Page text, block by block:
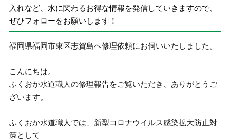
入れなど、水に関わるお得な情報を発信していきますので、
ぜひフォローをお願いします！
福岡県福岡市東区志賀島へ修理依頼にお伺いいたしました。
こんにちは。
ふくおか水道職人の修理報告をご覧いただき、ありがとうご
ざいます。
ふくおか水道職人では、新型コロナウイルス感染拡大防止対
策として